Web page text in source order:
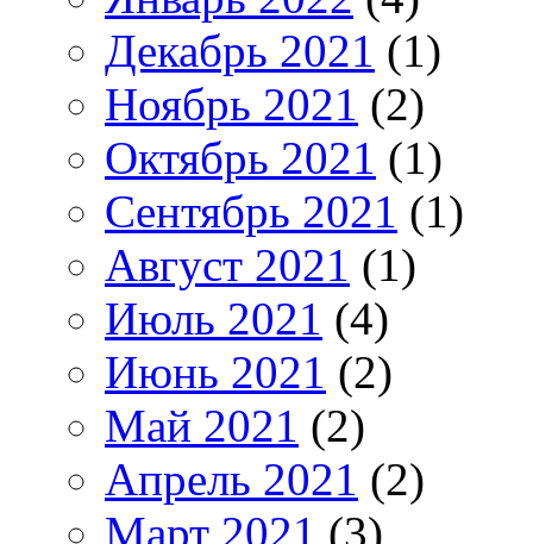
Декабрь 2021 (1)
Ноябрь 2021 (2)
Октябрь 2021 (1)
Сентябрь 2021 (1)
Август 2021 (1)
Июль 2021 (4)
Июнь 2021 (2)
Май 2021 (2)
Апрель 2021 (2)
Март 2021 (3)